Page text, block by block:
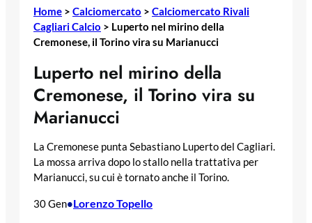
Home > Calciomercato > Calciomercato Rivali
Cagliari Calcio > Luperto nel mirino della
Cremonese, il Torino vira su Marianucci
Luperto nel mirino della
Cremonese, il Torino vira su
Marianucci
La Cremonese punta Sebastiano Luperto del Cagliari.
La mossa arriva dopo lo stallo nella trattativa per
Marianucci, su cui è tornato anche il Torino.
30 Gen•Lorenzo Topello